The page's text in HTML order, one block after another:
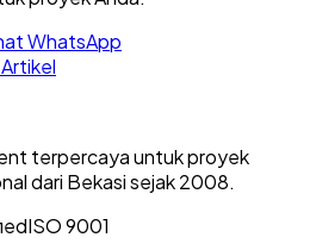
WhatsApp
terpercaya untuk proyek
dari Bekasi sejak 2008.
ISO 9001